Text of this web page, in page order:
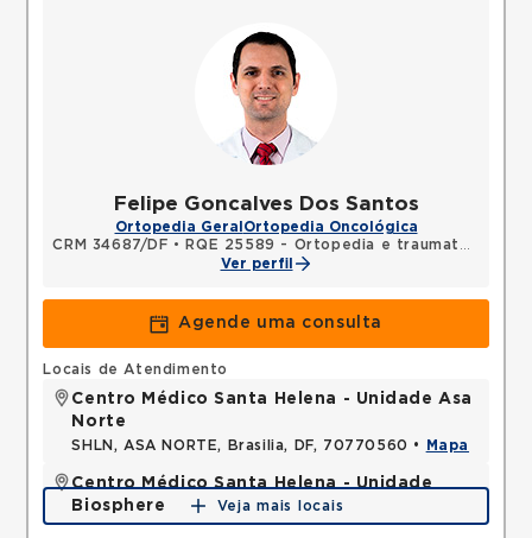
Felipe Goncalves Dos Santos
Ortopedia Geral Ortopedia Oncológica
CRM 34687/DF •
RQE 25589 - Ortopedia e traumatologia
Ver perfil
Agende uma consulta
Locais de Atendimento
Centro Médico Santa Helena - Unidade Asa
Norte
SHLN, ASA NORTE, Brasilia, DF, 70770560 • Mapa
Centro Médico Santa Helena - Unidade
Biosphere
SHLN, ASA NORTE, Brasilia, DF, 70770560 •Mapa
Veja mais locais